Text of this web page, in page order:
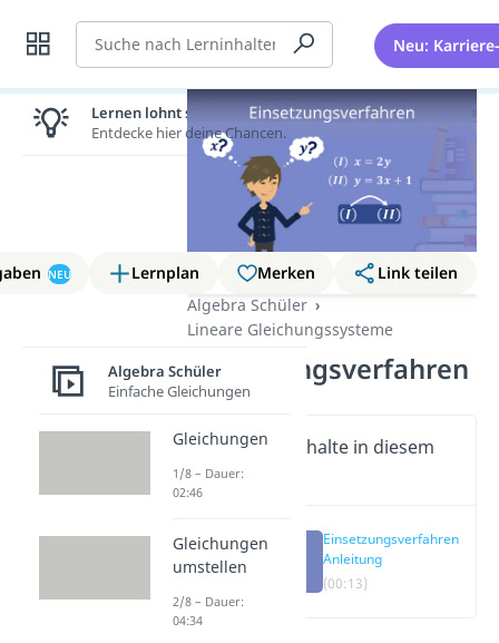
Suche Neu:
NEU Lernplan Merken
Link teilen
Algebra Schüler
Lineare Gleichungssysteme
Einsetzungsverfahren
Wichtige Inhalte in diesem
Video
Einsetzungsverfahren
Anleitung
(00:13)
Lernen lohnt sich!
Entdecke hier deine Chancen.
Algebra Schüler
Einfache Gleichungen
Gleichungen
1/8 – Dauer:
02:46
Gleichungen
umstellen
2/8 – Dauer:
04:34